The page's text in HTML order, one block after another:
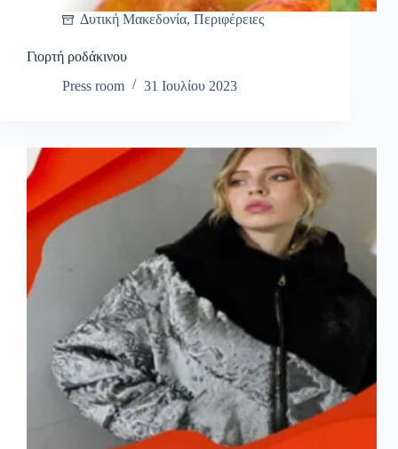
Δυτική Μακεδονία, Περιφέρειες
Γιορτή ροδάκινου
Press room
31 Ιουλίου 2023